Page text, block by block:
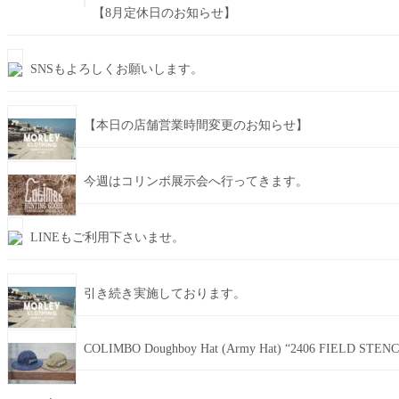
【8月定休日のお知らせ】
SNSもよろしくお願いします。
【本日の店舗営業時間変更のお知らせ】
今週はコリンボ展示会へ行ってきます。
LINEもご利用下さいませ。
引き続き実施しております。
COLIMBO Doughboy Hat (Army Hat) “2406 FIELD